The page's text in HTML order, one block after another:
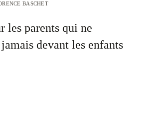
BASCHET
les parents qui ne
jamais devant les enfants